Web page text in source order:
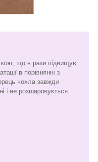
що в рази підвищує
в порівнянні з
чохла завжди
і не розшаровується.